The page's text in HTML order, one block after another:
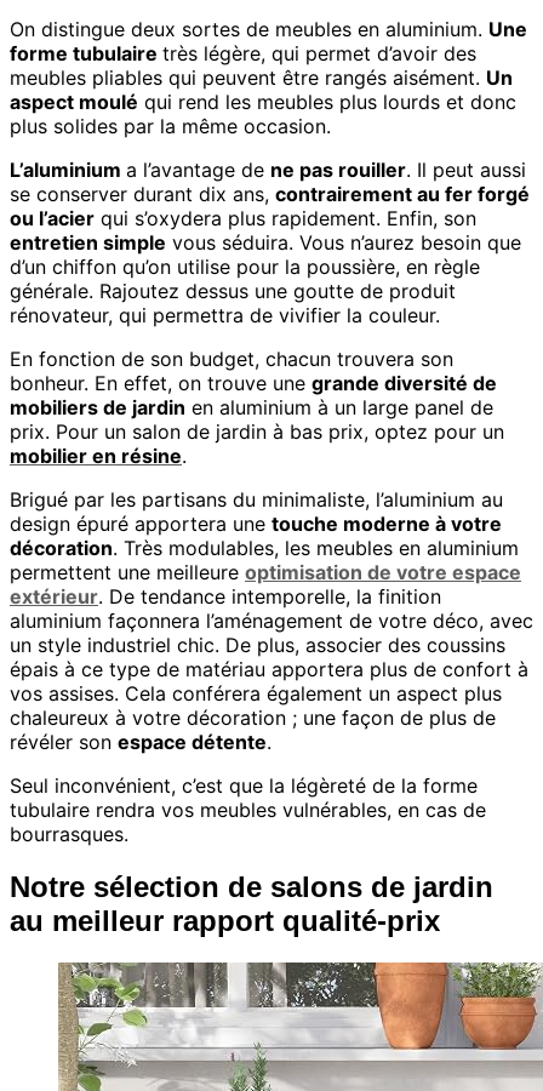
On distingue deux sortes de meubles en aluminium. Une
forme tubulaire très légère, qui permet d’avoir des
meubles pliables qui peuvent être rangés aisément. Un
aspect moulé qui rend les meubles plus lourds et donc
plus solides par la même occasion.
L’aluminium a l’avantage de ne pas rouiller. Il peut aussi
se conserver durant dix ans, contrairement au fer forgé
ou l’acier qui s’oxydera plus rapidement. Enfin, son
entretien simple vous séduira. Vous n’aurez besoin que
d’un chiffon qu’on utilise pour la poussière, en règle
générale. Rajoutez dessus une goutte de produit
rénovateur, qui permettra de vivifier la couleur.
En fonction de son budget, chacun trouvera son
bonheur. En effet, on trouve une grande diversité de
mobiliers de jardin en aluminium à un large panel de
prix. Pour un salon de jardin à bas prix, optez pour un
mobilier en résine.
Brigué par les partisans du minimaliste, l’aluminium au
design épuré apportera une touche moderne à votre
décoration. Très modulables, les meubles en aluminium
permettent une meilleure optimisation de votre espace
extérieur. De tendance intemporelle, la finition
aluminium façonnera l’aménagement de votre déco, avec
un style industriel chic. De plus, associer des coussins
épais à ce type de matériau apportera plus de confort à
vos assises. Cela conférera également un aspect plus
chaleureux à votre décoration ; une façon de plus de
révéler son espace détente.
Seul inconvénient, c’est que la légèreté de la forme
tubulaire rendra vos meubles vulnérables, en cas de
bourrasques.
Notre sélection de salons de jardin
au meilleur rapport qualité-prix